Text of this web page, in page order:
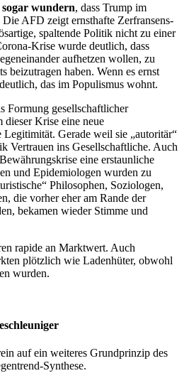
wundern, dass Trump im
AFD zeigt ernsthafte Zerfransens-
spaltende Politik nicht zu einer
Krise wurde deutlich, dass
aufhetzen wollen, zu
beizutragen haben. Wenn es ernst
das im Populismus wohnt.
Formung gesellschaftlicher
Krise eine neue
Gerade weil sie „autoritär“
Vertrauen ins Gesellschaftliche. Auch
eine erstaunliche
und Epidemiologen wurden zu
Philosophen, Soziologen,
die vorher eher am Rande der
bekamen wieder Stimme und
rapide an Marktwert. Auch
plötzlich wie Ladenhüter, obwohl
wurden.
auf ein weiteres Grundprinzip des
Synthese.